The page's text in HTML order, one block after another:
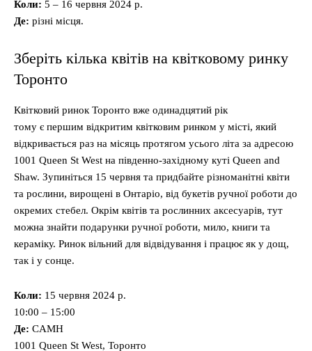
Коли: 5 – 16 червня 2024 р.
Де: різні місця.
Зберіть кілька квітів на квітковому ринку
Торонто
Квітковий ринок Торонто вже одинадцятий рік
тому є першим відкритим квітковим ринком у місті, який
відкривається раз на місяць протягом усього літа за адресою
1001 Queen St West на південно-західному куті Queen and
Shaw. Зупиніться 15 червня та придбайте різноманітні квіти
та рослини, вирощені в Онтаріо, від букетів ручної роботи до
окремих стебел. Окрім квітів та рослинних аксесуарів, тут
можна знайти подарунки ручної роботи, мило, книги та
кераміку. Ринок вільний для відвідування і працює як у дощ,
так і у сонце.
Коли: 15 червня 2024 р.
10:00 – 15:00
Де: CAMH
1001 Queen St West, Торонто